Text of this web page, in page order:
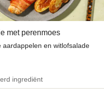
met perenmoes
aardappelen en witlofsalade
ingrediënt